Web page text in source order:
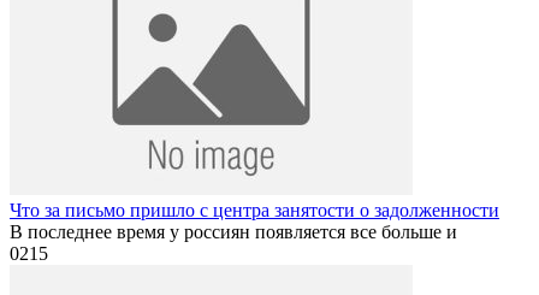
Что за письмо пришло с центра занятости о задолженности
В последнее время у россиян появляется все больше и
0215